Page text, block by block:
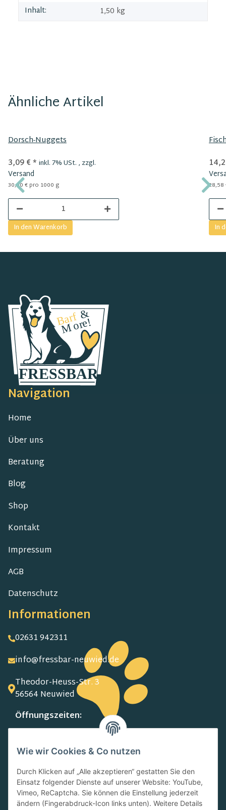
Inhalt:
1,50 kg
Ähnliche Artikel
Dorsch-Nuggets
3,09 €* inkl. 7% USt. , zzgl.
Versand
30,90 € pro 1000 g
In den Warenkorb In
Navigation
Home
Über uns
Beratung
Blog
Shop
Kontakt
Impressum
AGB
Datenschutz
Informationen
02631 942311
info@fressbar-neuwied.de
Theodor-Heuss-Str. 3
56564 Neuwied
Öffnungszeiten:
09.00-13.00 Uhr
15.00-18.00 Uhr
SA:
10.00-13.00 Uhr
Newsletter
Wie wir Cookies & Co nutzen
Durch Klicken auf „Alle akzeptieren“ gestatten Sie den
Einsatz folgender Dienste auf unserer Website: YouTube,
Vimeo, ReCaptcha. Sie können die Einstellung jederzeit
ändern (Fingerabdruck-Icon links unten). Weitere Details